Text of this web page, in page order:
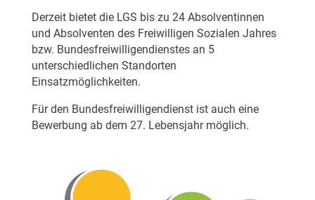
Derzeit bietet die LGS bis zu 24 Absolventinnen
und Absolventen des Freiwilligen Sozialen Jahres
bzw. Bundesfreiwilligendienstes an 5
unterschiedlichen Standorten
Einsatzmöglichkeiten.
Für den Bundesfreiwilligendienst ist auch eine
Bewerbung ab dem 27. Lebensjahr möglich.